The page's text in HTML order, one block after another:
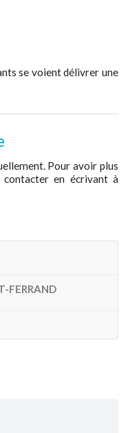
se voient délivrer une
Pour avoir plus
contacter en écrivant à
FERRAND